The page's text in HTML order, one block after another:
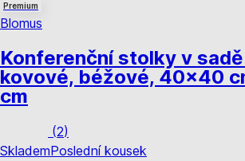
Premium
Blomus
Konferenční stolky v sadě
kovové, béžové, 40x40
cm
(2)
SklademPoslední kousek